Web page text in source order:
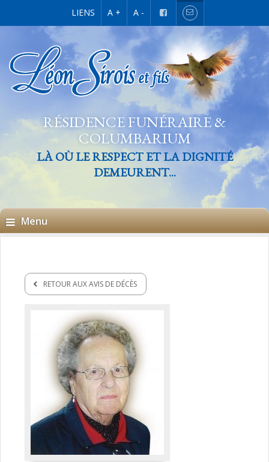
LIENS A + A -
RÉSIDENCE FUNÉRAIRE &
COLUMBARIUM
LÀ OÙ LE RESPECT ET LA DIGNITÉ
DEMEURENT...
Menu
RETOUR AUX AVIS DE DÉCÈS